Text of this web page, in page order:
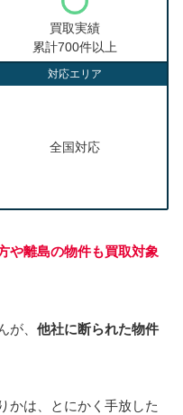
買取実績
累計700件以上
対応エリア
全国対応
や離島の物件も買取対象
が、 他社に断られた物件
かは、とにかく手放した